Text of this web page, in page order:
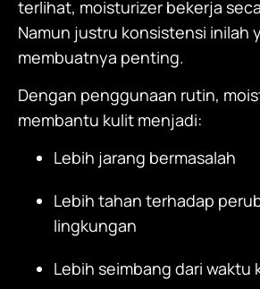
terlihat, moisturizer bekerja
Namun justru konsistensi inilah
membuatnya penting.
Dengan penggunaan rutin,
membantu kulit menjadi:
Lebih jarang bermasalah
Lebih tahan terhadap
lingkungan
Lebih seimbang dari waktu